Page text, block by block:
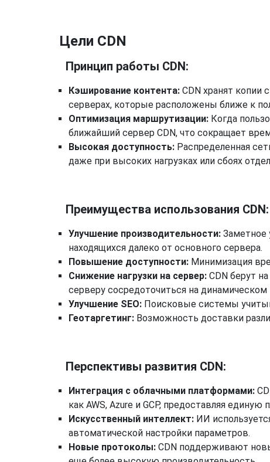
Цели CDN
Принцип работы CDN:
Кэширование контента: CDN хранят копии
серверах, которые расположены ближе к
Оптимизация маршрутизации: Когда
ближайший сервер CDN, что сокращает
Высокая доступность: Распределенная
даже при высоких нагрузках или сбоях
Преимущества использования CDN:
Улучшение производительности: Заметное
находящихся далеко от основного сервера.
Повышение доступности: Минимизация
Снижение нагрузки на сервер: CDN берут
серверу сосредоточиться на динамическом
Улучшение SEO: Поисковые системы
Геотаргетинг: Возможность доставки
Перспективы развития CDN:
Интеграция с облачными платформами:
как AWS, Azure и GCP, предоставляя
Искусственный интеллект: ИИ
автоматической настройки параметров.
Новые протоколы: CDN поддерживают